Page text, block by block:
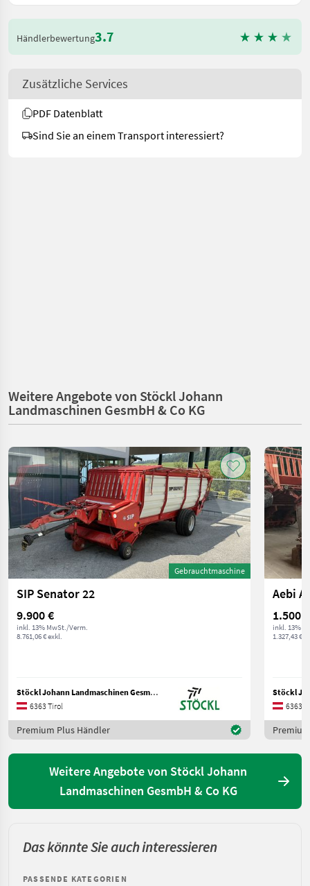
Händlerbewertung3.7
Zusätzliche Services
PDF Datenblatt
Sind Sie an einem Transport interessiert?
Weitere Angebote von Stöckl Johann
Landmaschinen GesmbH & Co KG
Gebrauchtmaschine
SIP Senator 22
9.900 €
inkl. 13% MwSt./Verm.
8.761,06 € exkl.
Stöckl Johann Landmaschinen GesmbH & Co KG
6363 Tirol
Premium Plus Händler
Aebi
1.500 €
inkl. 13%
1.327,43 €
6363
Weitere Angebote von Stöckl Johann
Landmaschinen GesmbH & Co KG
Das könnte Sie auch interessieren
PASSENDE KATEGORIEN